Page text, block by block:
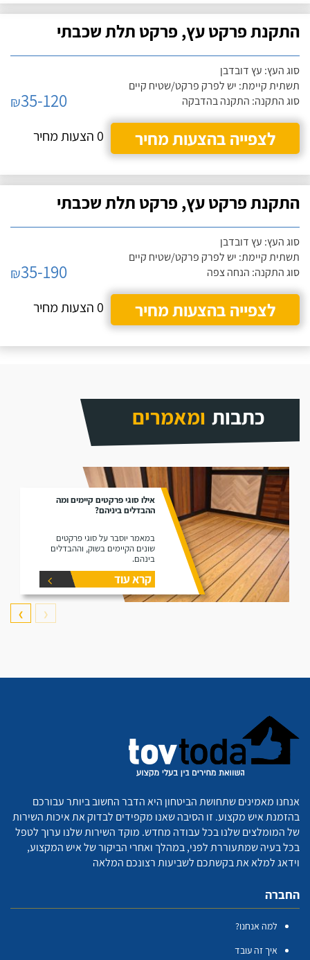
התקנת פרקט עץ, פרקט תלת שכבתי
סוג העץ: עץ דובדבן
תשתית קיימת: יש לפרק פרקט/שטיח קיים
סוג התקנה: התקנה בהדבקה
₪35-120
לצפייה בהצעות מחיר
0 הצעות מחיר
התקנת פרקט עץ, פרקט תלת שכבתי
סוג העץ: עץ דובדבן
תשתית קיימת: יש לפרק פרקט/שטיח קיים
סוג התקנה: הנחה צפה
₪35-190
לצפייה בהצעות מחיר
0 הצעות מחיר
כתבות ומאמרים
אילו סוגי פרקטים קיימים ומה
ההבדלים ביניהם?
במאמר יוסבר על סוגי פרקטים
שונים הקיימים בשוק, וההבדלים
בינהם.
קרא עוד
❮
❯
אנחנו מאמינים שתחושת הביטחון היא הדבר החשוב ביותר עבורכם
בהזמנת איש מקצוע. זו הסיבה שאנו מקפידים לבדוק את איכות השירות
של המומלצים שלנו בכל עבודה מחדש. מוקד השירות שלנו ערוך לטפל
בכל בעיה שמתעוררת לפני, במהלך ואחרי הביקור של איש המקצוע,
וידאג למלא את בקשתכם לשביעות רצונכם המלאה
החברה
למה אנחנו?
איך זה עובד